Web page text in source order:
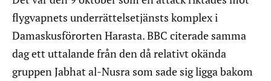
flygvapnets underrättelsetjänsts komplex i
Damaskusförorten Harasta. BBC citerade samma
dag ett uttalande från den då relativt okända
gruppen Jabhat al-Nusra som sade sig ligga bakom